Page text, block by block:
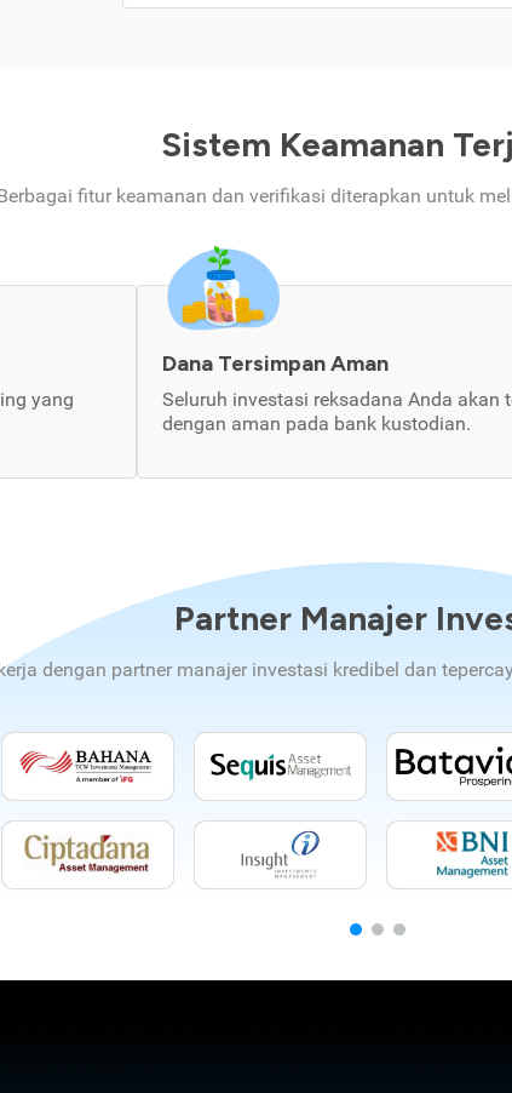
Sistem Keamanan
fitur keamanan dan verifikasi diterapkan untuk
yang
Dana Tersimpan Aman
Seluruh investasi reksadana Anda akan
dengan aman pada bank kustodian.
Partner Manajer
dengan partner manajer investasi kredibel dan